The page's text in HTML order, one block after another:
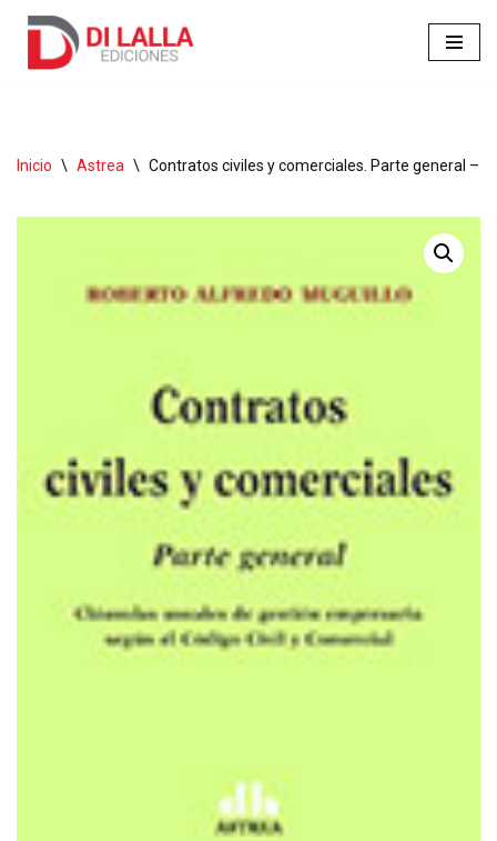
Inicio \ Astrea \ Contratos civiles y comerciales. Parte general –